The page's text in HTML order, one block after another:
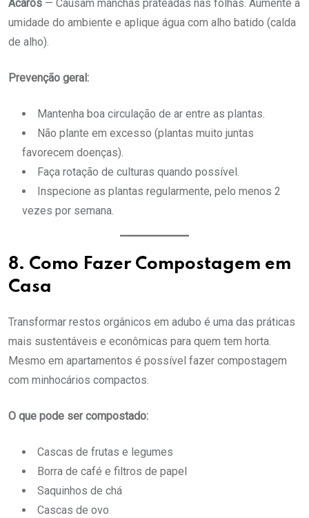
Ácaros — Causam manchas prateadas nas folhas. Aumente a
umidade do ambiente e aplique água com alho batido (calda
de alho).
Prevenção geral:
Mantenha boa circulação de ar entre as plantas.
Não plante em excesso (plantas muito juntas
favorecem doenças).
Faça rotação de culturas quando possível.
Inspecione as plantas regularmente, pelo menos 2
vezes por semana.
8. Como Fazer Compostagem em
Casa
Transformar restos orgânicos em adubo é uma das práticas
mais sustentáveis e econômicas para quem tem horta.
Mesmo em apartamentos é possível fazer compostagem
com minhocários compactos.
O que pode ser compostado:
Cascas de frutas e legumes
Borra de café e filtros de papel
Saquinhos de chá
Cascas de ovo